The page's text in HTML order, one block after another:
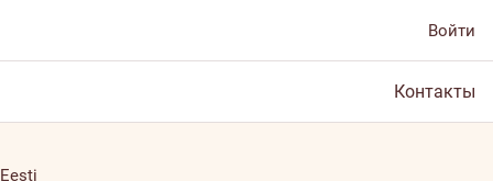
Войти
Контакты
Eesti